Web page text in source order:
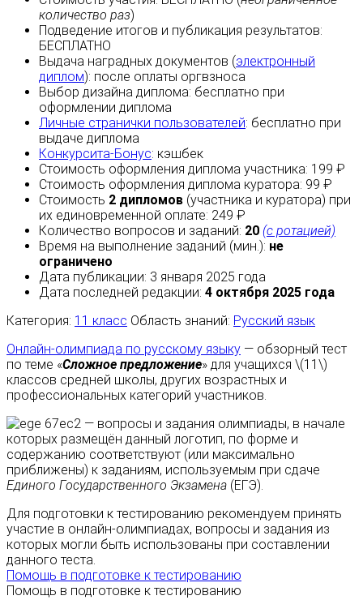
количество раз)
Подведение итогов и публикация результатов:
БЕСПЛАТНО
Выдача наградных документов (электронный
диплом): после оплаты оргвзноса
Выбор дизайна диплома: бесплатно при
оформлении диплома
Личные странички пользователей: бесплатно при
выдаче диплома
Конкурсита-Бонус: кэшбек
Стоимость оформления диплома участника: 199 ₽
Стоимость оформления диплома куратора: 99 ₽
Стоимость 2 дипломов (участника и куратора) при
их единовременной оплате: 249 ₽
Количество вопросов и заданий: 20 (с ротацией)
Время на выполнение заданий (мин.): не
ограничено
Дата публикации: 3 января 2025 года
Дата последней редакции: 4 октября 2025 года
Категория: 11 класс Область знаний: Русский язык
Онлайн-олимпиада по русскому языку — обзорный тест
по теме «Сложное предложение» для учащихся \(11\)
классов средней школы, других возрастных и
профессиональных категорий участников.
— вопросы и задания олимпиады, в начале
которых размещён данный логотип, по форме и
содержанию соответствуют (или максимально
приближены) к заданиям, используемым при сдаче
Единого Государственного Экзамена (ЕГЭ).
Для подготовки к тестированию рекомендуем принять
участие в онлайн-олимпиадах, вопросы и задания из
которых могли быть использованы при составлении
данного теста.
Помощь в подготовке к тестированию
Помощь в подготовке к тестированию